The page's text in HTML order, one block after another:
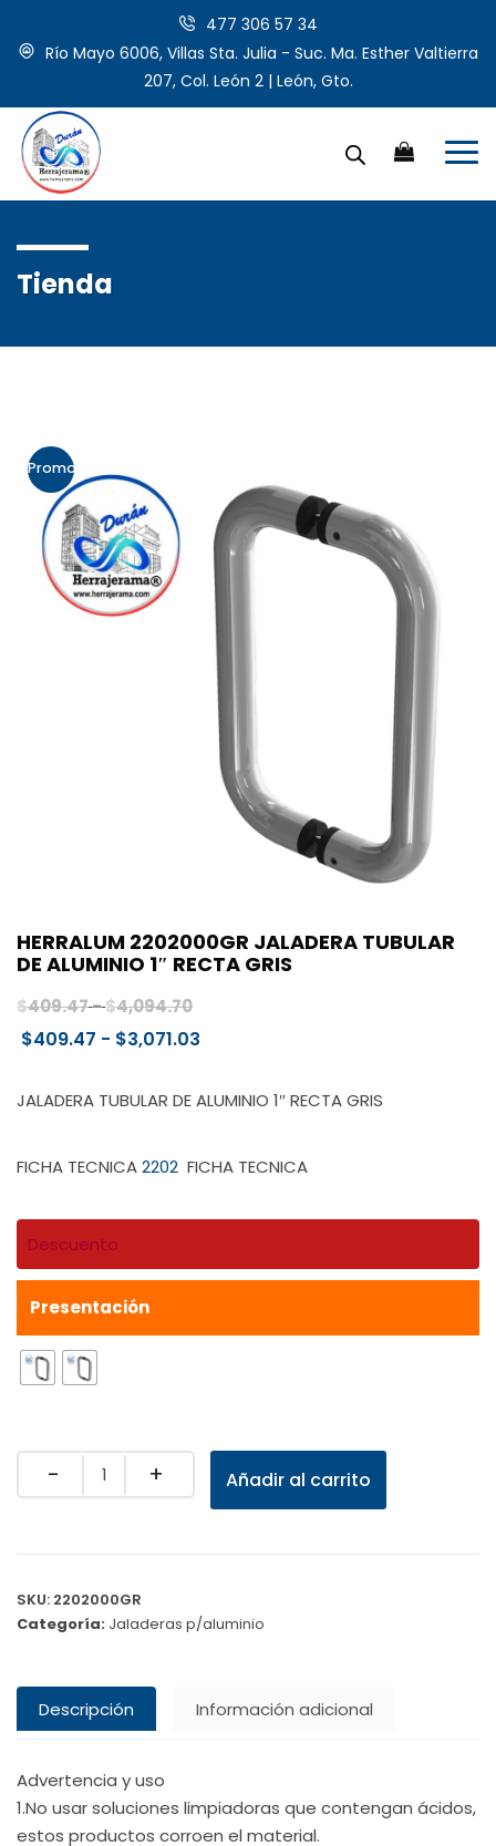
477 306 57 34
Río Mayo 6006, Villas Sta. Julia - Suc. Ma. Esther Valtierra
207, Col. León 2 | León, Gto.
Tienda
Promo!
HERRALUM 2202000GR JALADERA TUBULAR
DE ALUMINIO 1″ RECTA GRIS
$409.47-$4,094.70Rango
de
$4,094.70
$409.47 - $3,071.03
precios:
$409.47
$3,071.03
JALADERA TUBULAR DE ALUMINIO 1″ RECTA GRIS
FICHA TECNICA2202 FICHA TECNICA
Descuento
Presentación
Quantity Añadir al carrito
SKU: 2202000GR
Categoría: Jaladeras p/aluminio
Descripción Información adicional
Advertencia y uso
1.No usar soluciones limpiadoras que contengan ácidos,
estos productos corroen el material.